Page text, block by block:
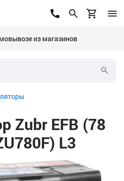
из магазинов
Zubr EFB (78
L3